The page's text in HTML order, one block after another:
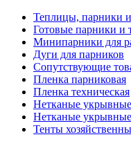
Теплицы, парники
Готовые парники и
Минипарники для
Дуги для парников
Сопутствующие
Пленка парниковая
Пленка техническая
Нетканые
Нетканые
Тенты